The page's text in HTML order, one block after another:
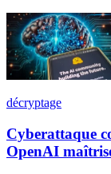
décryptage
Cyberattaque
OpenAI